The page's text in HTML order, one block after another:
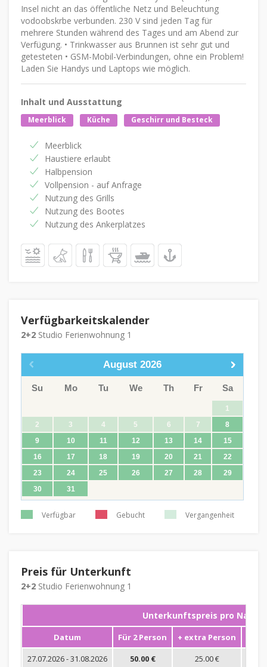
Insel nicht an das öffentliche Netz und Beleuchtung
vodoobskrbe verbunden. 230 V sind jeden Tag für
mehrere Stunden während des Tages und am Abend zur
Verfügung. • Trinkwasser aus Brunnen ist sehr gut und
getesteten • GSM-Mobil-Verbindungen, ohne ein Problem!
Laden Sie Handys und Laptops wie möglich.
Inhalt und Ausstattung
Meerblick Küche Geschirr und Besteck
Meerblick
Haustiere erlaubt
Halbpension
Vollpension - auf Anfrage
Nutzung des Grills
Nutzung des Bootes
Nutzung des Ankerplatzes
Verfügbarkeitskalender
2+2 Studio Ferienwohnung 1
August 2026
Su Mo Tu We Th Fr Sa
1
2
3 4 5 6 7
8
9
10 11 12 13 14
15
16
17 18 19 20 21
22
23
24 25 26 27 28
29
30
31
Verfügbar Gebucht Vergangenheit
Preis für Unterkunft
2+2 Studio Ferienwohnung 1
Unterkunftspreis pro Nacht
Datum Für 2 Person + extra Person
27.07.2026 - 31.08.2026
50.00 €
25.00 €